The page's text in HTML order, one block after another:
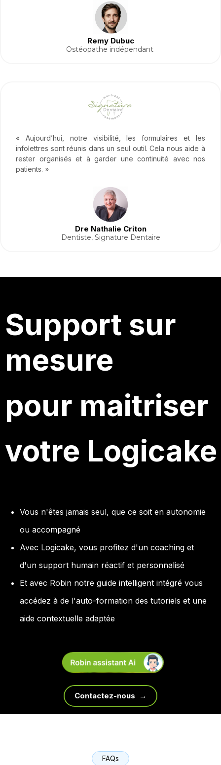
Remy Dubuc
Ostéopathe indépendant
« Aujourd’hui, notre visibilité, les formulaires et les
infolettres sont réunis dans un seul outil. Cela nous aide à
rester organisés et à garder une continuité avec nos
patients. »
Dre Nathalie Criton
Dentiste, Signature Dentaire
Support sur
mesure
pour maitriser
votre Logicake
Vous n'êtes jamais seul, que ce soit en autonomie
ou accompagné
Avec Logicake, vous profitez d'un coaching et
d'un support humain réactif et personnalisé
Et avec Robin notre guide intelligent intégré vous
accédez à de l'auto-formation des tutoriels et une
aide contextuelle adaptée
Contactez-nous →
FAQs